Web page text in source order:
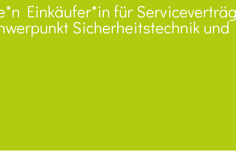
Einkäufer*in für
Sicherheitstechnik